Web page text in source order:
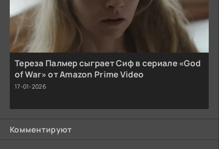
Тереза Палмер сыграет Сиф в сериале «God
of War» от Amazon Prime Video
17-01-2026
Комментируют